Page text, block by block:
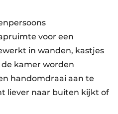
voor een
in wanden, kastjes
kamer worden
handomdraai aan te
liever naar buiten kijkt of